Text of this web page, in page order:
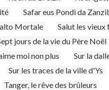
Safar eus Pondi da
Mortale Salut les vieux
jours de la vie du Père Noël
moi non plus Sur la
Sur les traces de la ville d'Ys
Tanger, le rêve des brûleurs